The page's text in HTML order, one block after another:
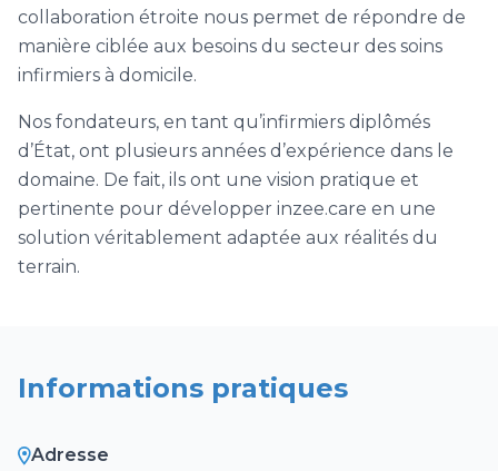
collaboration étroite nous permet de répondre de
manière ciblée aux besoins du secteur des soins
infirmiers à domicile.
Nos fondateurs, en tant qu’infirmiers diplômés
d’État, ont plusieurs années d’expérience dans le
domaine. De fait, ils ont une vision pratique et
pertinente pour développer inzee.care en une
solution véritablement adaptée aux réalités du
terrain.
Informations pratiques
Adresse